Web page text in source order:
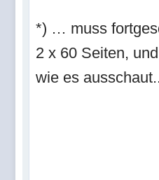
*) … muss
2 x 60 Seiten,
wie es